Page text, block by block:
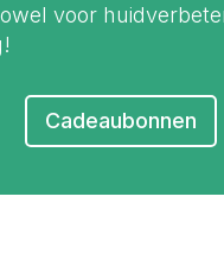
voor
Cadeaubonnen